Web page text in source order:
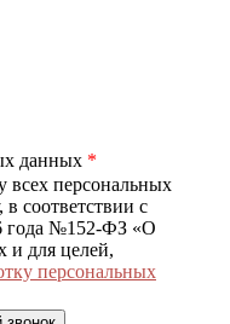
данных *
всех персональных
соответствии с
года №152-ФЗ «О
и для целей,
персональных